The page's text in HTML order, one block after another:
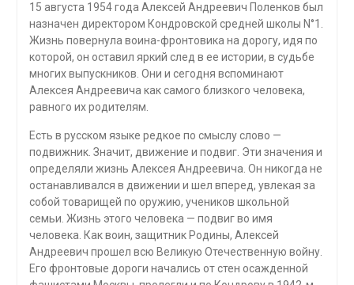
15 августа 1954 года Алексей Андреевич Поленков был
назначен директором Кондровской средней школы N°1.
Жизнь повернула воина-фронтовика на дорогу, идя по
которой, он оставил яркий след в ее истории, в судьбе
многих выпускников. Они и сегодня вспоминают
Алексея Андреевича как самого близкого человека,
равного их родителям.
Есть в русском языке редкое по смыслу слово —
подвижник. Значит, движение и подвиг. Эти значения и
определяли жизнь Алексея Андреевича. Он никогда не
останавливался в движении и шел вперед, увлекая за
собой товарищей по оружию, учеников школьной
семьи. Жизнь этого человека — подвиг во имя
человека. Как воин, защитник Родины, Алексей
Андреевич прошел всю Великую Отечественную войну.
Его фронтовые дороги начались от стен осажденной